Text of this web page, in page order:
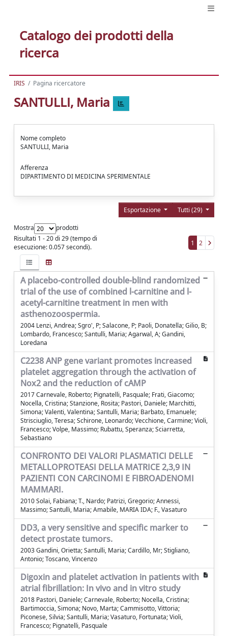
Catalogo dei prodotti della
ricerca
IRIS Pagina ricercatore
SANTULLI, Maria
Nome completo
SANTULLI, Maria
Afferenza
DIPARTIMENTO DI MEDICINA SPERIMENTALE
Tutti (29)
Esportazione
Mostra
prodotti
Risultati 1 - 20 di 29 (tempo di
esecuzione: 0.057 secondi).
1 2
A placebo-controlled double-blind randomized
trial of the use of combined l-carnitine and l-
acetyl-carnitine treatment in men with
asthenozoospermia.
2004 Lenzi, Andrea; Sgro', P; Salacone, P; Paoli, Donatella; Gilio, B;
Lombardo, Francesco; Santulli, Maria; Agarwal, A; Gandini,
Loredana
C2238 ANP gene variant promotes increased
platelet aggregation through the activation of
Nox2 and the reduction of cAMP
2017 Carnevale, Roberto; Pignatelli, Pasquale; Frati, Giacomo;
Nocella, Cristina; Stanzione, Rosita; Pastori, Daniele; Marchitti,
Simona; Valenti, Valentina; Santulli, Maria; Barbato, Emanuele;
Strisciuglio, Teresa; Schirone, Leonardo; Vecchione, Carmine; Violi,
Francesco; Volpe, Massimo; Rubattu, Speranza; Sciarretta,
Sebastiano
CONFRONTO DEI VALORI PLASMATICI DELLE
METALLOPROTEASI DELLA MATRICE 2,3,9 IN
PAZIENTI CON CARCINOMI E FIBROADENOMI
MAMMARI.
2010 Solai, Fabiana; T., Nardo; Patrizi, Gregorio; Annessi,
Massimo; Santulli, Maria; Amabile, MARIA IDA; F., Vasaturo
DD3, a very sensitive and specific marker to
detect prostate tumors.
2003 Gandini, Orietta; Santulli, Maria; Cardillo, Mr; Stigliano,
Antonio; Toscano, Vincenzo
Digoxin and platelet activation in patients with
atrial fibrillation: In vivo and in vitro study
2018 Pastori, Daniele; Carnevale, Roberto; Nocella, Cristina;
Bartimoccia, Simona; Novo, Marta; Cammisotto, Vittoria;
Piconese, Silvia; Santulli, Maria; Vasaturo, Fortunata; Violi,
Francesco; Pignatelli, Pasquale